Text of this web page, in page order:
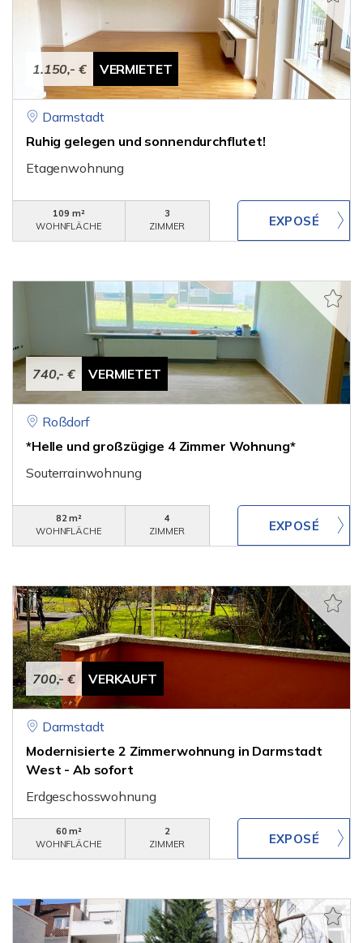
1.150,- € VERMIETET
Darmstadt
Ruhig gelegen und sonnendurchflutet!
Etagenwohnung
109 m²
WOHNFLÄCHE
3
ZIMMER
740,- € VERMIETET
Roßdorf
*Helle und großzügige 4 Zimmer Wohnung*
Souterrainwohnung
82 m²
WOHNFLÄCHE
4
ZIMMER
700,- € VERKAUFT
Darmstadt
Modernisierte 2 Zimmerwohnung in Darmstadt
West - Ab sofort
Erdgeschosswohnung
60 m²
WOHNFLÄCHE
2
ZIMMER